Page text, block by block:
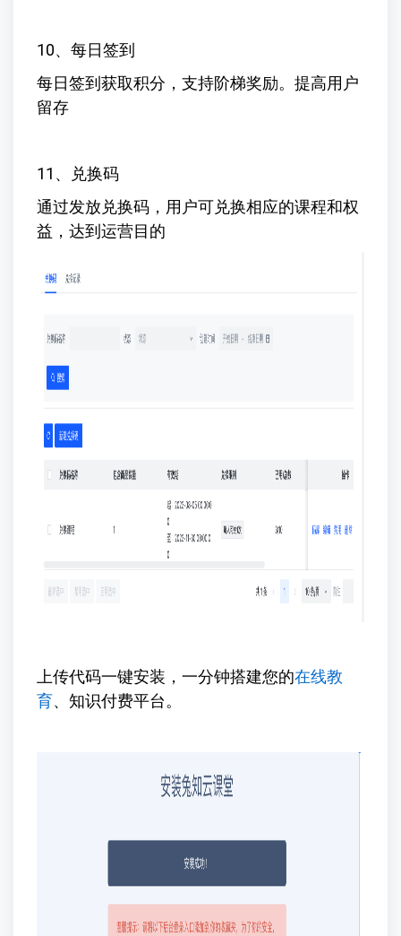
10、每日签到
每日签到获取积分，支持阶梯奖励。提高用户
留存
11、兑换码
通过发放兑换码，用户可兑换相应的课程和权
益，达到运营目的
上传代码一键安装，一分钟搭建您的在线教
育、知识付费平台。